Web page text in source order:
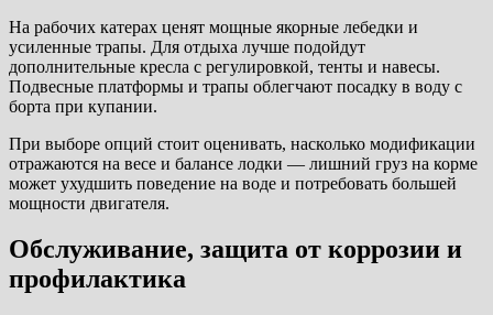
На рабочих катерах ценят мощные якорные лебедки и
усиленные трапы. Для отдыха лучше подойдут
дополнительные кресла с регулировкой, тенты и навесы.
Подвесные платформы и трапы облегчают посадку в воду с
борта при купании.
При выборе опций стоит оценивать, насколько модификации
отражаются на весе и балансе лодки — лишний груз на корме
может ухудшить поведение на воде и потребовать большей
мощности двигателя.
Обслуживание, защита от коррозии и
профилактика